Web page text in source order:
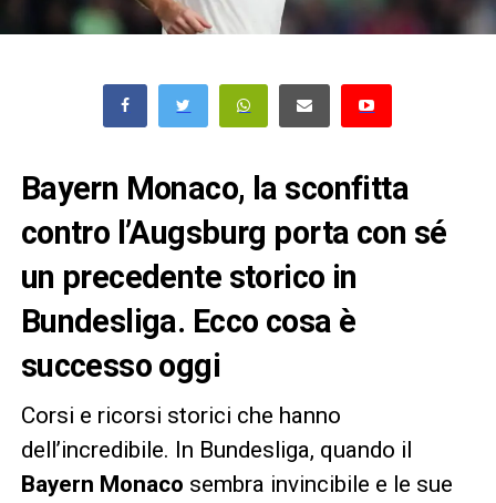
Bayern Monaco, la sconfitta
contro l’Augsburg porta con sé
un precedente storico in
Bundesliga. Ecco cosa è
successo oggi
Corsi e ricorsi storici che hanno
dell’incredibile. In Bundesliga, quando il
Bayern Monaco sembra invincibile e le sue